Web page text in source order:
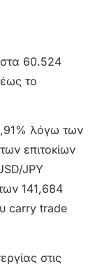
60.524
το
λόγω των
επιτοκίων
JPY
141,684
carry trade
στις